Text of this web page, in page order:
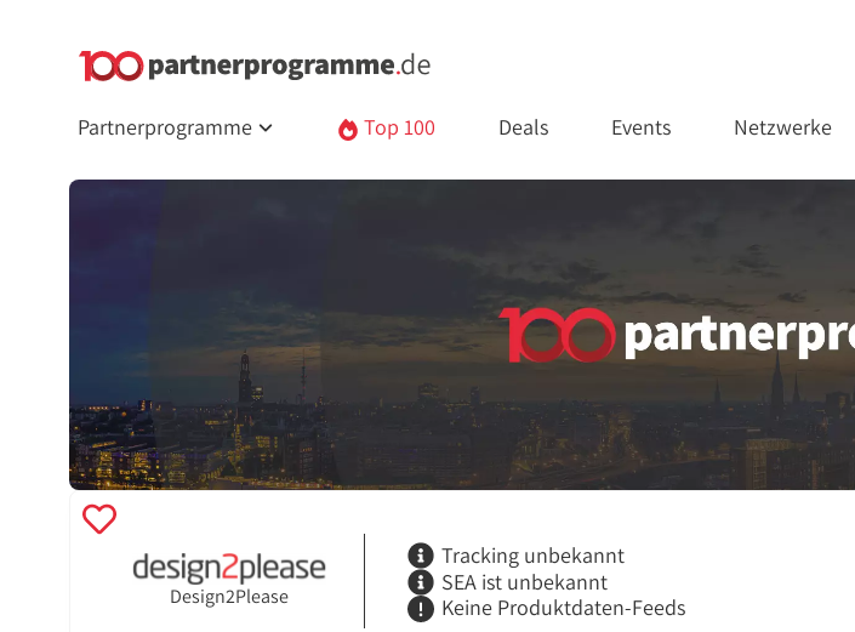
Partnerprogramme Top 100 Deals Events Netzwerke
Design2Please
Tracking unbekannt
SEA ist unbekannt
Keine Produktdaten-Feeds